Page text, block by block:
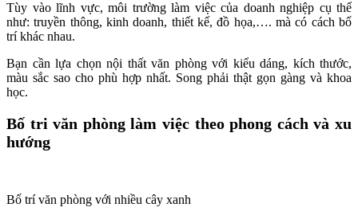
Tùy vào lĩnh vực, môi trường làm việc của doanh nghiệp cụ thể
như: truyền thông, kinh doanh, thiết kế, đồ họa,…. mà có cách bố
trí khác nhau.
Bạn cần lựa chọn nội thất văn phòng với kiểu dáng, kích thước,
màu sắc sao cho phù hợp nhất. Song phải thật gọn gàng và khoa
học.
Bố tri văn phòng làm việc theo phong cách và xu
hướng
Bố trí văn phòng với nhiều cây xanh